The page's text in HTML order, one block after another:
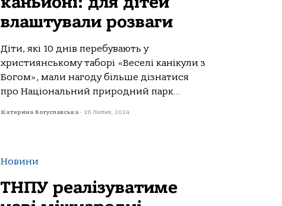
влаштували розваги
Діти, які 10 днів перебувають у
християнському таборі «Веселі канікули з
Богом», мали нагоду більше дізнатися
про Національний природний парк...
Катерина Богуславська - 26 Липня, 2024
Новини
ТНПУ реалізуватиме